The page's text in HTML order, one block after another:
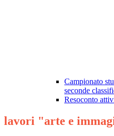
Campionato
seconde
Resoconto
lavori "arte e